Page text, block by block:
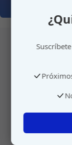
Gestione